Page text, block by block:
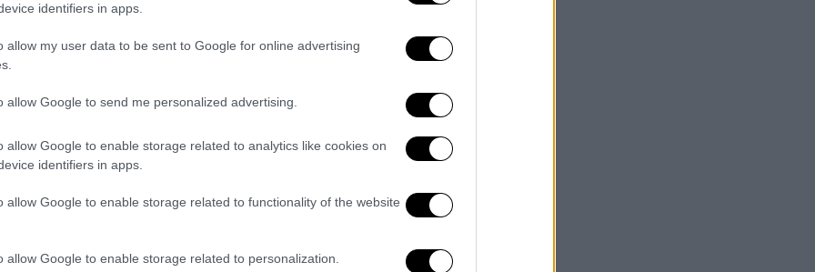
identifiers in apps.
allow my user data to be sent to Google for online advertising
allow Google to send me personalized advertising.
allow Google to enable storage related to analytics like cookies on
identifiers in apps.
allow Google to enable storage related to functionality of the website
allow Google to enable storage related to personalization.
Οικονομία|19.05.2026 01:00
μπορείτε να αξιοποιήσετε το
Πόσα χρήματα καταβάλλονται στους
δικαιούχους